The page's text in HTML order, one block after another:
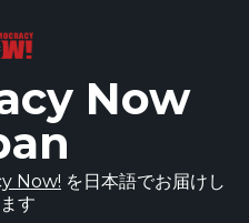
Now
Now! を日本語でお届けし
す